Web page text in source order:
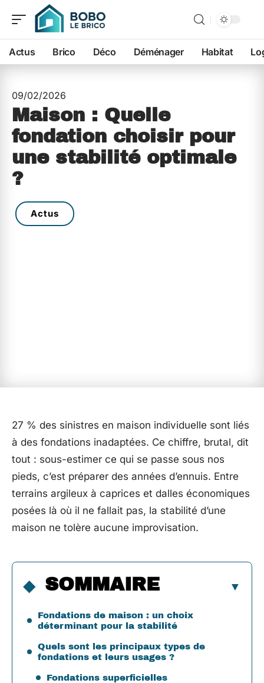
Actus Brico Déco Déménager Habitat
09/02/2026
Maison : Quelle
fondation choisir pour
une stabilité optimale
?
Actus
27 % des sinistres en maison individuelle sont liés
à des fondations inadaptées. Ce chiffre, brutal, dit
tout : sous-estimer ce qui se passe sous nos
pieds, c’est préparer des années d’ennuis. Entre
terrains argileux à caprices et dalles économiques
posées là où il ne fallait pas, la stabilité d’une
maison ne tolère aucune improvisation.
SOMMAIRE
Fondations de maison : un choix
déterminant pour la stabilité
Quels sont les principaux types de
fondations et leurs usages ?
Fondations superficielles